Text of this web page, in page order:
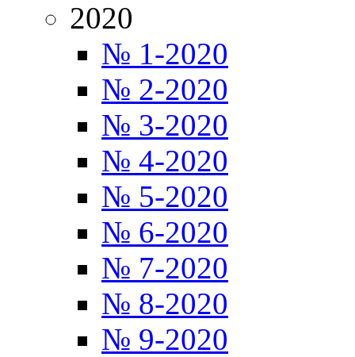
2020
№ 1-2020
№ 2-2020
№ 3-2020
№ 4-2020
№ 5-2020
№ 6-2020
№ 7-2020
№ 8-2020
№ 9-2020